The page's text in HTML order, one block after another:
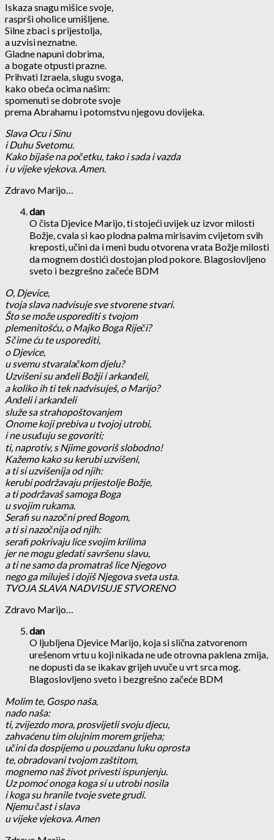
Iskaza snagu mišice svoje,
rasprši oholice umišljene.
Silne zbaci s prijestolja,
a uzvisi neznatne.
Gladne napuni dobrima,
a bogate otpusti prazne.
Prihvati Izraela, slugu svoga,
kako obeća ocima našim:
spomenuti se dobrote svoje
prema Abrahamu i potomstvu njegovu dovijeka.
Slava Ocu i Sinu
i Duhu Svetomu.
Kako bijaše na početku, tako i sada i vazda
i u vijeke vjekova. Amen.
Zdravo Marijo…
dan
O čista Djevice Marijo, ti stojeći uvijek uz izvor milosti
Božje, cvala si kao plodna palma mirisavim cvijetom svih
kreposti, učini da i meni budu otvorena vrata Božje milosti
da mognem dostići dostojan plod pokore. Blagoslovljeno
sveto i bezgrešno začeće BDM
O, Djevice,
tvoja slava nadvisuje sve stvorene stvari.
Što se može usporediti s tvojom
plemenitošću, o Majko Boga Riječi?
S čime ću te usporediti,
o Djevice,
u svemu stvaralačkom djelu?
Uzvišeni su anđeli Božji i arkanđeli,
a koliko ih ti tek nadvisuješ, o Marijo?
Anđeli i arkanđeli
služe sa strahopoštovanjem
Onome koji prebiva u tvojoj utrobi,
i ne usuđuju se govoriti;
ti, naprotiv, s Njime govoriš slobodno!
Kažemo kako su kerubi uzvišeni,
a ti si uzvišenija od njih:
kerubi podržavaju prijestolje Božje,
a ti podržavaš samoga Boga
u svojim rukama.
Serafi su nazočni pred Bogom,
a ti si nazočnija od njih:
serafi pokrivaju lice svojim krilima
jer ne mogu gledati savršenu slavu,
a ti ne samo da promatraš lice Njegovo
nego ga miluješ i dojiš Njegova sveta usta.
TVOJA SLAVA NADVISUJE STVORENO
Zdravo Marijo…
dan
O ljubljena Djevice Marijo, koja si slična zatvorenom
urešenom vrtu u koji nikada ne uđe otrovna paklena zmija,
ne dopusti da se ikakav grijeh uvuče u vrt srca mog.
Blagoslovljeno sveto i bezgrešno začeće BDM
Molim te, Gospo naša,
nado naša:
ti, zvijezdo mora, prosvijetli svoju djecu,
zahvaćenu tim olujnim morem grijeha;
učini da dospijemo u pouzdanu luku oprosta
te, obradovani tvojom zaštitom,
mognemo naš život privesti ispunjenju.
Uz pomoć onoga koga si u utrobi nosila
i koga su hranile tvoje svete grudi.
Njemu čast i slava
u vijeke vjekova. Amen